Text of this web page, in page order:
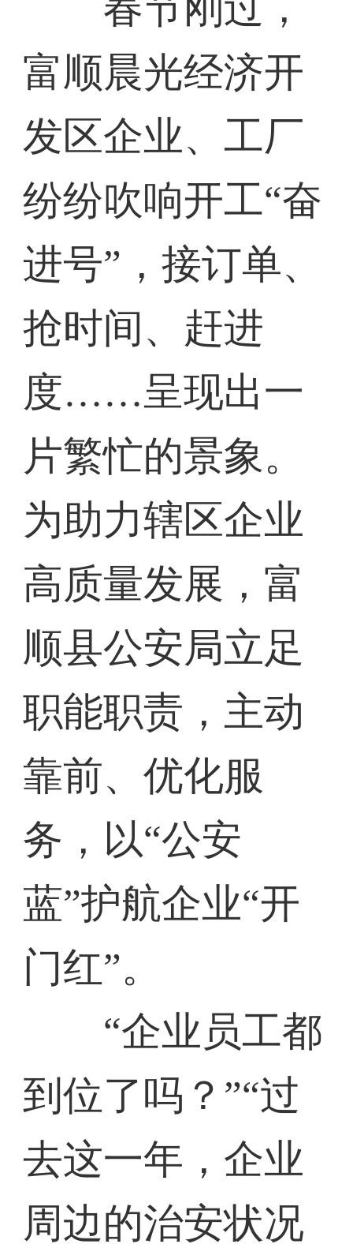
富顺晨光经济开
发区企业、工厂
纷纷吹响开工“奋
进号”，接订单、
抢时间、赶进
度……呈现出一
片繁忙的景象。
为助力辖区企业
高质量发展，富
顺县公安局立足
职能职责，主动
靠前、优化服
务，以“公安
蓝”护航企业“开
门红”。
“企业员工都
到位了吗？”“过
去这一年，企业
周边的治安状况